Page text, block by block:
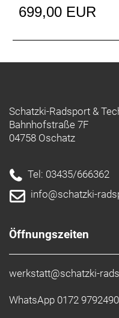
699,00 EUR
Schatzki-Radsport &
Bahnhofstraße 7F
04758 Oschatz
Tel: 03435/666362
info@schatzki-
Öffnungszeiten
werkstatt@schatzki-
WhatsApp 0172 9792490